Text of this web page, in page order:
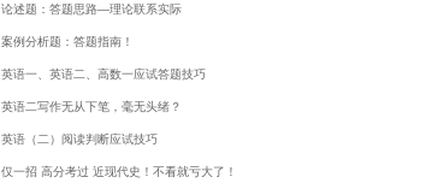
论述题：答题思路—理论联系实际
案例分析题：答题指南！
英语一、英语二、高数一应试答题技巧
英语二写作无从下笔，毫无头绪？
英语（二）阅读判断应试技巧
仅一招 高分考过 近现代史！不看就亏大了！